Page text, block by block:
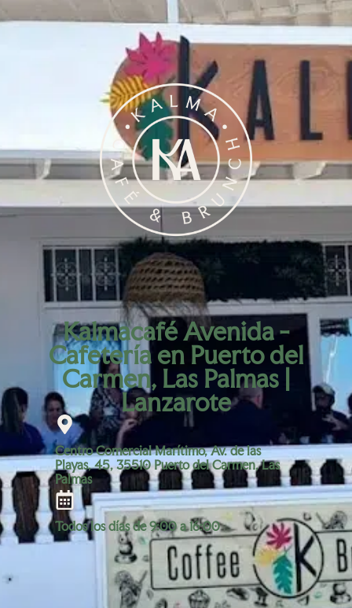
Kalmacafé Avenida -
Cafetería en Puerto del
Carmen, Las Palmas |
Lanzarote
Centro Comercial Marítimo, Av. de las
Playas, 45, 35510 Puerto del Carmen, Las
Palmas
Todos los días de 9:00 a 16:00